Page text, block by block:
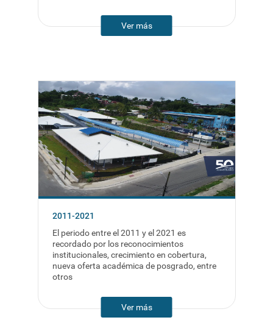
Ver más
2011-2021
El periodo entre el 2011 y el 2021 es
recordado por los reconocimientos
institucionales, crecimiento en cobertura,
nueva oferta académica de posgrado, entre
otros
Ver más